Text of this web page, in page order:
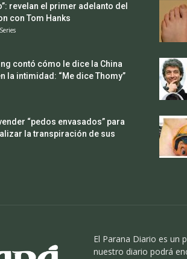
revelan el primer adelanto del
con Tom Hanks
contó cómo le dice la China
la intimidad: “Me dice Thomy”
“pedos envasados” para
la transpiración de sus
El Parana Diario es un
nuestro diario podrá